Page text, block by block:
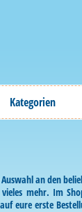
Kategorien
an den
mehr. Im
eure erste